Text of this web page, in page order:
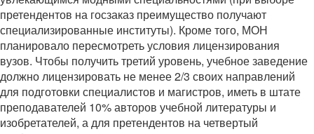
претендентов на госзаказ преимущество получают
специализированные институты). Кроме того, МОН
планировало пересмотреть условия лицензирования
вузов. Чтобы получить третий уровень, учебное заведение
должно лицензировать не менее 2/3 своих направлений
для подготовки специалистов и магистров, иметь в штате
преподавателей 10% авторов учебной литературы и
изобретателей, а для претендентов на четвертый